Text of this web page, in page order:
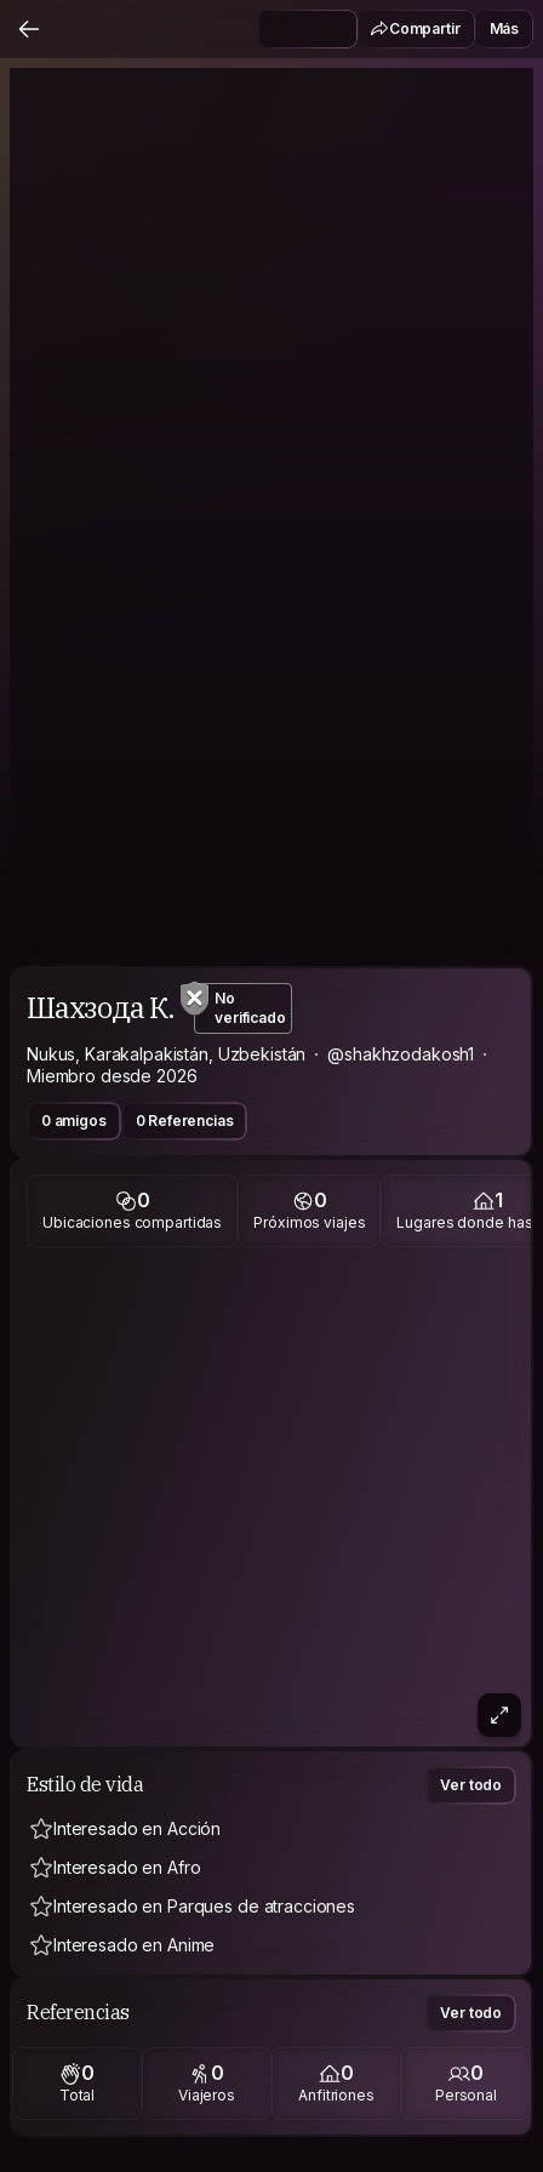
Compartir Más
Шахзода К.
No
verificado
Nukus, Karakalpakistán, Uzbekistán
@shakhzodakosh1
Miembro desde 2026
0 amigos 0 Referencias
0
Ubicaciones compartidas
0
Próximos viajes
1
Lugares donde has
Estilo de vida Ver todo
Interesado en Acción
Interesado en Afro
Interesado en Parques de atracciones
Interesado en Anime
Referencias Ver todo
0
Total
0
Viajeros
0
Anfitriones
0
Personal